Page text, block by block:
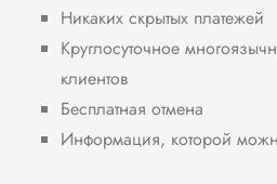
Никаких скрытых платежей
Круглосуточное
клиентов
Бесплатная отмена
Информация, которой